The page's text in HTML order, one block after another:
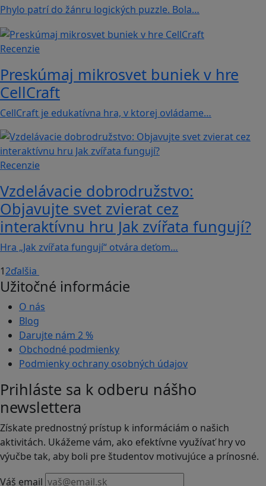
Phylo patrí do žánru logických puzzle. Bola…
Recenzie
Preskúmaj mikrosvet buniek v hre
CellCraft
CellCraft je edukatívna hra, v ktorej ovládame…
Recenzie
Vzdelávacie dobrodružstvo:
Objavujte svet zvierat cez
interaktívnu hru Jak zvířata fungují?
Hra „Jak zvířata fungují“ otvára deťom…
12ďalšia
Užitočné informácie
O nás
Blog
Darujte nám 2 %
Obchodné podmienky
Podmienky ochrany osobných údajov
Prihláste sa k odberu nášho
newslettera
Získate prednostný prístup k informáciám o našich
aktivitách. Ukážeme vám, ako efektívne využívať hry vo
výučbe tak, aby boli pre študentov motivujúce a prínosné.
Váš email